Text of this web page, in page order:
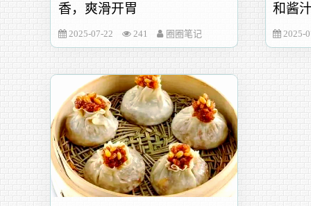
香，爽滑开胃
2025-07-22 241 圈圈笔记
和酱
2025-